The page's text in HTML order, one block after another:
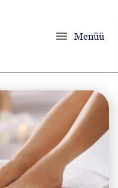
menu Menüü